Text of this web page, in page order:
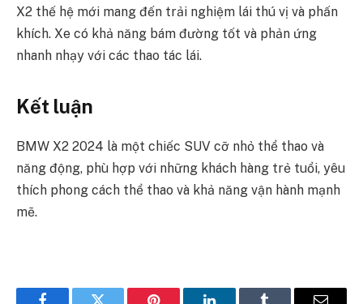
X2 thế hệ mới mang đến trải nghiệm lái thú vị và phấn
khích. Xe có khả năng bám đường tốt và phản ứng
nhanh nhạy với các thao tác lái.
Kết luận
BMW X2 2024 là một chiếc SUV cỡ nhỏ thể thao và
năng động, phù hợp với những khách hàng trẻ tuổi, yêu
thích phong cách thể thao và khả năng vận hành mạnh
mẽ.